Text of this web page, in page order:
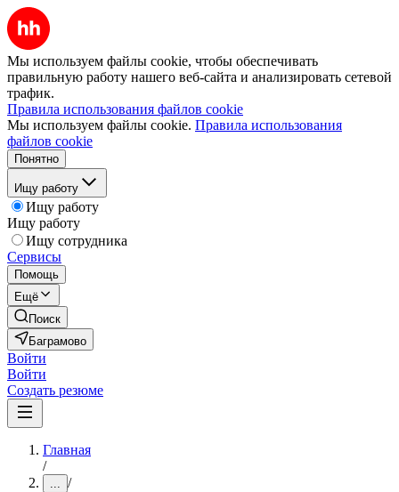
Мы используем файлы cookie, чтобы обеспечивать
правильную работу нашего веб-сайта и анализировать сетевой
трафик.
Правила использования файлов cookie
Мы используем файлы cookie. Правила использования
файлов cookie
Понятно
Ищу работу
Ищу работу
Ищу работу
Ищу сотрудника
Сервисы
Помощь
Ещё
Поиск
Баграмово
Войти
Войти
Создать резюме
Главная
/
... /